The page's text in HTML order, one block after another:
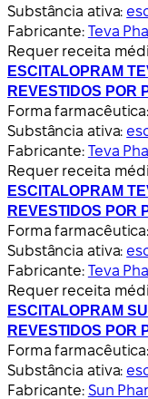
Substância ativa:
Fabricante: Teva
Requer receita
ESCITALOPRAM
REVESTIDOS POR
Forma farmacêutica:
Substância ativa:
Fabricante: Teva
Requer receita
ESCITALOPRAM
REVESTIDOS POR
Forma farmacêutica:
Substância ativa:
Fabricante: Teva
Requer receita
ESCITALOPRAM
REVESTIDOS POR
Forma farmacêutica:
Substância ativa:
Fabricante: Sun